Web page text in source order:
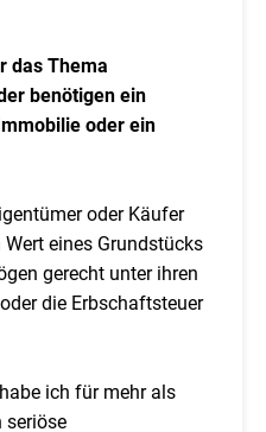
das Thema
benötigen ein
oder ein
oder Käufer
eines Grundstücks
gerecht unter ihren
die Erbschaftsteuer
ich für mehr als
seriöse